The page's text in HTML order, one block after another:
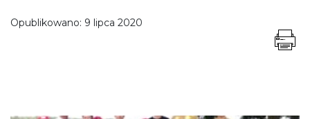
Opublikowano: 9 lipca 2020